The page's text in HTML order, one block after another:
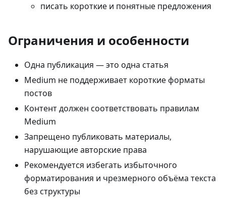
писать короткие и понятные предложения
Ограничения и особенности
Одна публикация — это одна статья
Medium не поддерживает короткие форматы
постов
Контент должен соответствовать правилам
Medium
Запрещено публиковать материалы,
нарушающие авторские права
Рекомендуется избегать избыточного
форматирования и чрезмерного объёма текста
без структуры